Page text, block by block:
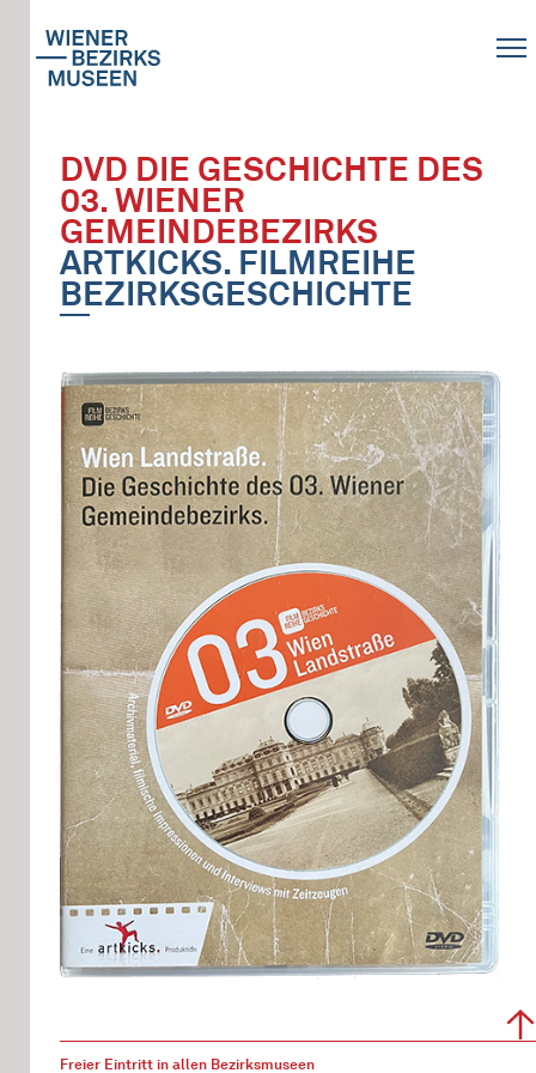
DVD DIE GESCHICHTE DES
03. WIENER
GEMEINDEBEZIRKS
ARTKICKS. FILMREIHE
BEZIRKSGESCHICHTE
Freier Eintritt in allen Bezirksmuseen